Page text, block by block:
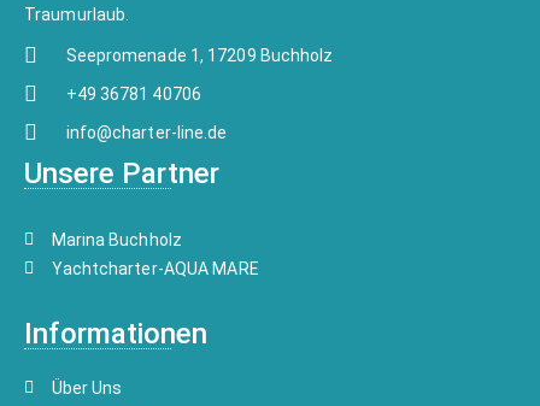
Traumurlaub.
Seepromenade 1, 17209 Buchholz
+49 36781 40706
info@charter-line.de
Unsere Partner
Marina Buchholz
Yachtcharter-AQUA MARE
Informationen
Über Uns